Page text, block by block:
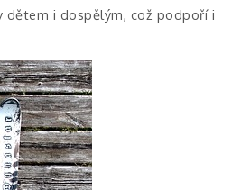
dětem i dospělým, což podpoří i